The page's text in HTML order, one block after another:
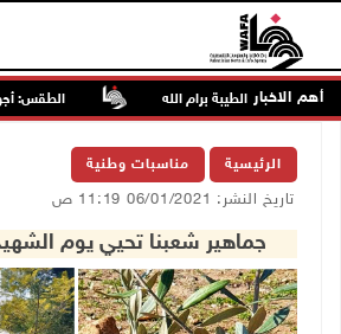
أهم الاخبار
الطيبة برام الله الطقس: أجواء صافية
الرئيسية مناسبات وطنية
تاريخ النشر: 06/01/2021 11:19 ص
جماهير شعبنا تحيي يوم